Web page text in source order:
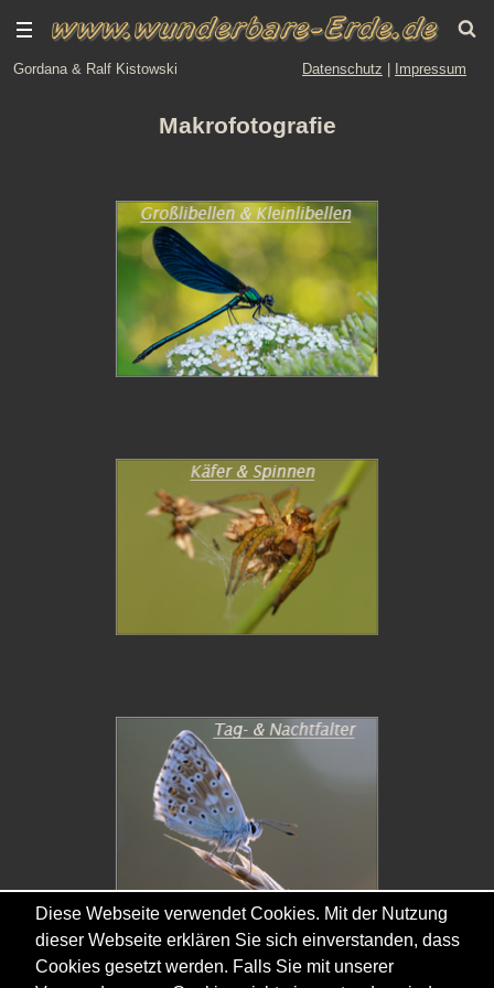
Gordana & Ralf Kistowski Datenschutz Impressum
Makrofotografie
Diese Webseite verwendet Cookies. Mit der Nutzung
dieser Webseite erklären Sie sich einverstanden, dass
Cookies gesetzt werden. Falls Sie mit unserer